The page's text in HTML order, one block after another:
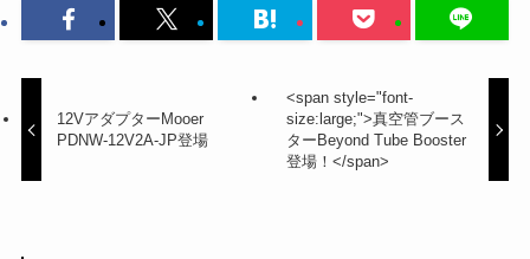
12VアダプターMooer
PDNW-12V2A-JP登場
<span style="font-
size:large;">真空管ブース
ターBeyond Tube Booster
登場！</span>